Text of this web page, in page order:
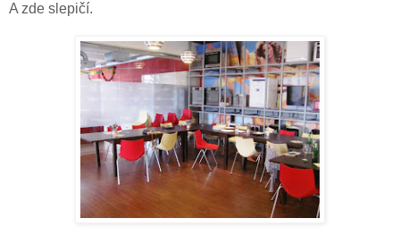
A zde slepičí.